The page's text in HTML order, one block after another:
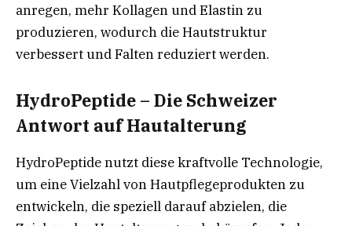
anregen, mehr Kollagen und Elastin zu
produzieren, wodurch die Hautstruktur
verbessert und Falten reduziert werden.
HydroPeptide – Die Schweizer
Antwort auf Hautalterung
HydroPeptide nutzt diese kraftvolle Technologie,
um eine Vielzahl von Hautpflegeprodukten zu
entwickeln, die speziell darauf abzielen, die